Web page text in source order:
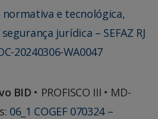
normativa e tecnológica,
jurídica – SEFAZ RJ
20240306-WA0047
BID • PROFISCO III • MD-
06_1 COGEF 070324 –